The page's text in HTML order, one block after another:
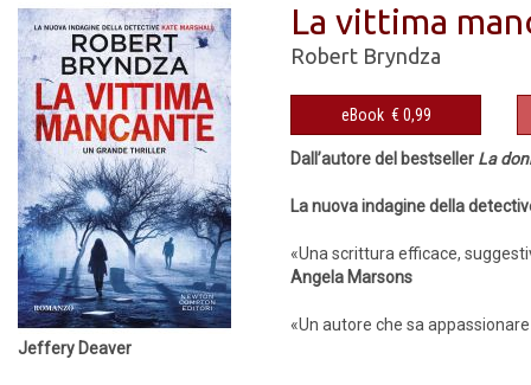
La vittima
Robert Bryndza
eBook € 0,99
Dall’autore del bestseller La
La nuova indagine della
«Una scrittura efficace,
Angela Marsons
«Un autore che sa
Jeffery Deaver